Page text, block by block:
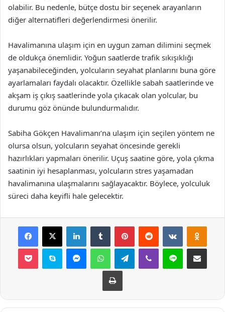
olabilir. Bu nedenle, bütçe dostu bir seçenek arayanların
diğer alternatifleri değerlendirmesi önerilir.
Havalimanına ulaşım için en uygun zaman dilimini seçmek
de oldukça önemlidir. Yoğun saatlerde trafik sıkışıklığı
yaşanabileceğinden, yolcuların seyahat planlarını buna göre
ayarlamaları faydalı olacaktır. Özellikle sabah saatlerinde ve
akşam iş çıkış saatlerinde yola çıkacak olan yolcular, bu
durumu göz önünde bulundurmalıdır.
Sabiha Gökçen Havalimanı’na ulaşım için seçilen yöntem ne
olursa olsun, yolcuların seyahat öncesinde gerekli
hazırlıkları yapmaları önerilir. Uçuş saatine göre, yola çıkma
saatinin iyi hesaplanması, yolcuların stres yaşamadan
havalimanına ulaşmalarını sağlayacaktır. Böylece, yolculuk
süreci daha keyifli hale gelecektir.
Facebook
X LinkedInTumblr PinterestReddit VKontakte
Pocket Skype MessengerWhatsAppTelegramViber Line E-Posta ile
Yazdır